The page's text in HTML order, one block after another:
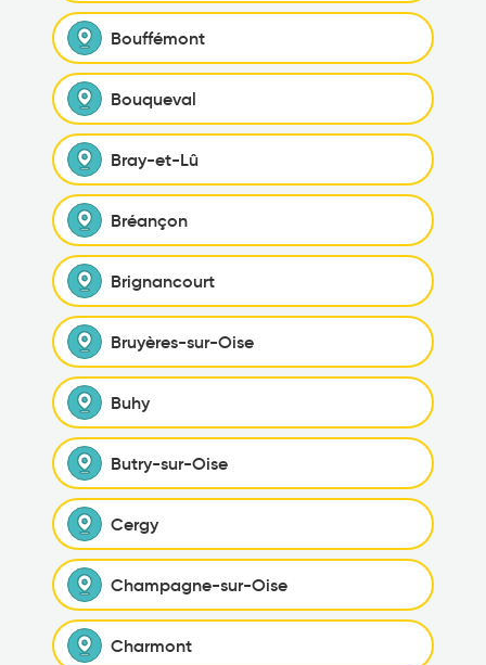
Bouffémont
Bouqueval
Bray-et-Lû
Bréançon
Brignancourt
Bruyères-sur-Oise
Buhy
Butry-sur-Oise
Cergy
Champagne-sur-Oise
Charmont